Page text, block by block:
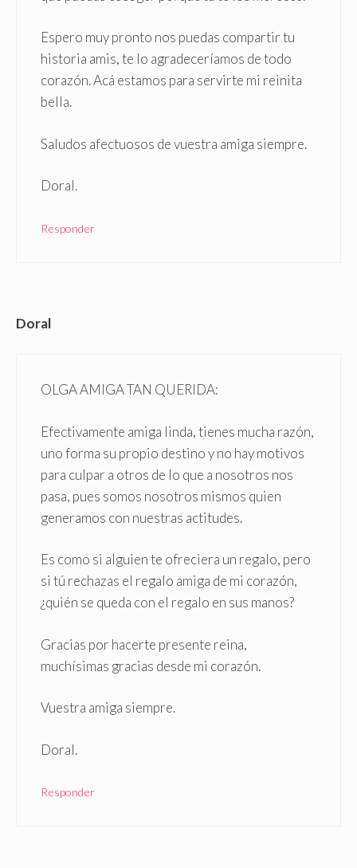
Espero muy pronto nos puedas compartir tu
historia amis, te lo agradeceríamos de todo
corazón. Acá estamos para servirte mi reinita
bella.
Saludos afectuosos de vuestra amiga siempre.
Doral.
Responder
Doral
OLGA AMIGA TAN QUERIDA:
Efectivamente amiga linda, tienes mucha razón,
uno forma su propio destino y no hay motivos
para culpar a otros de lo que a nosotros nos
pasa, pues somos nosotros mismos quien
generamos con nuestras actitudes.
Es como si alguien te ofreciera un regalo, pero
si tú rechazas el regalo amiga de mi corazón,
¿quién se queda con el regalo en sus manos?
Gracias por hacerte presente reina,
muchísimas gracias desde mi corazón.
Vuestra amiga siempre.
Doral.
Responder